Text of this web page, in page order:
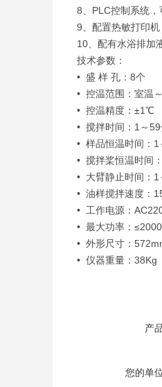
8、PLC控制系统
9、配置热敏打印
10、配有水浴排加
技术参数：
• 盛 样 孔：8个
• 控温范围：室温
• 控温精度：±1℃
• 搅拌时间：1～
• 样品恒温时间：
• 搅拌桨恒温时间
• 大臂静止时间：
• 油样搅拌速度：
• 工作电源：
• 最大功率：
• 外形尺寸：
• 仪器重量：38Kg
产
您的单